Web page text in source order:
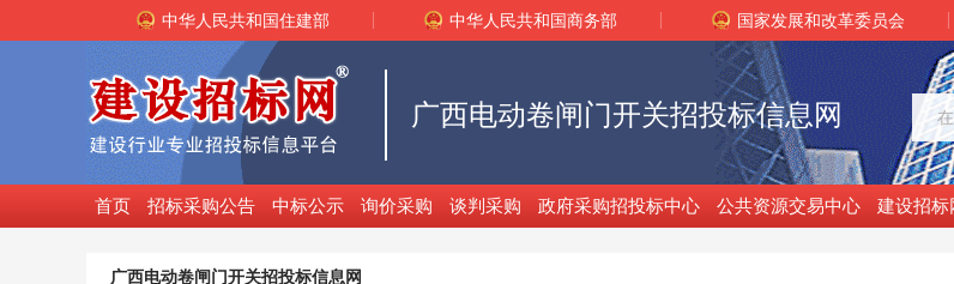
中华人民共和国住建部 中华人民共和国商务部 国家发展和改革委员会
广西电动卷闸门开关招投标信息网
首页 招标采购公告 中标公示 询价采购 谈判采购 政府采购招投标中心 公共资源交易中心 建设招标
广西电动卷闸门开关招投标信息网